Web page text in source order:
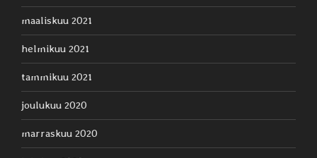
maaliskuu 2021
helmikuu 2021
tammikuu 2021
joulukuu 2020
marraskuu 2020